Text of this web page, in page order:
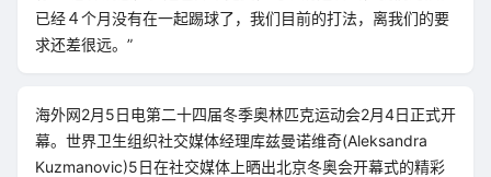
已经４个月没有在一起踢球了，我们目前的打法，离我们的要
求还差很远。”
海外网2月5日电第二十四届冬季奥林匹克运动会2月4日正式开
幕。世界卫生组织社交媒体经理库兹曼诺维奇(Aleksandra
Kuzmanovic)5日在社交媒体上晒出北京冬奥会开幕式的精彩